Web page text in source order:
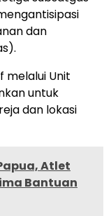
dan
melalui Unit
untuk
dan lokasi
Atlet
Bantuan